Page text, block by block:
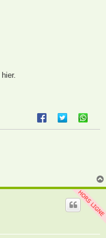
hier.